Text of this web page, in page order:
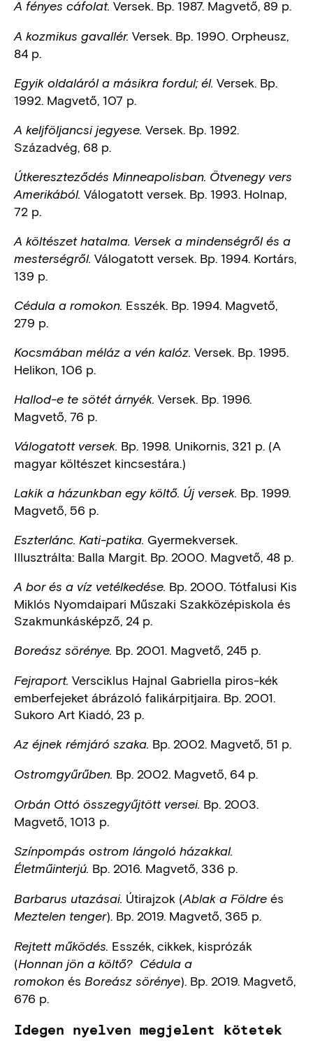
A fényes cáfolat. Versek. Bp. 1987. Magvető, 89 p.
A kozmikus gavallér. Versek. Bp. 1990. Orpheusz,
84 p.
Egyik oldaláról a másikra fordul; él. Versek. Bp.
1992. Magvető, 107 p.
A keljföljancsi jegyese. Versek. Bp. 1992.
Századvég, 68 p.
Útkereszteződés Minneapolisban. Ötvenegy vers
Amerikából. Válogatott versek. Bp. 1993. Holnap,
72 p.
A költészet hatalma. Versek a mindenségről és a
mesterségről. Válogatott versek. Bp. 1994. Kortárs,
139 p.
Cédula a romokon. Esszék. Bp. 1994. Magvető,
279 p.
Kocsmában méláz a vén kalóz. Versek. Bp. 1995.
Helikon, 106 p.
Hallod-e te sötét árnyék. Versek. Bp. 1996.
Magvető, 76 p.
Válogatott versek. Bp. 1998. Unikornis, 321 p. (A
magyar költészet kincsestára.)
Lakik a házunkban egy költő. Új versek. Bp. 1999.
Magvető, 56 p.
Eszterlánc. Kati-patika. Gyermekversek.
Illusztrálta: Balla Margit. Bp. 2000. Magvető, 48 p.
A bor és a víz vetélkedése. Bp. 2000. Tótfalusi Kis
Miklós Nyomdaipari Műszaki Szakközépiskola és
Szakmunkásképző, 24 p.
Boreász sörénye. Bp. 2001. Magvető, 245 p.
Fejraport. Versciklus Hajnal Gabriella piros-kék
emberfejeket ábrázoló falikárpitjaira. Bp. 2001.
Sukoro Art Kiadó, 23 p.
Az éjnek rémjáró szaka. Bp. 2002. Magvető, 51 p.
Ostromgyűrűben. Bp. 2002. Magvető, 64 p.
Orbán Ottó összegyűjtött versei. Bp. 2003.
Magvető, 1013 p.
Színpompás ostrom lángoló házakkal.
Életműinterjú. Bp. 2016. Magvető, 336 p.
Barbarus utazásai. Útirajzok (Ablak a Földre és
Meztelen tenger). Bp. 2019. Magvető, 365 p.
Rejtett működés. Esszék, cikkek, kisprózák
(Honnan jön a költő? Cédula a
romokon és Boreász sörénye). Bp. 2019. Magvető,
676 p.
Idegen nyelven megjelent kötetek